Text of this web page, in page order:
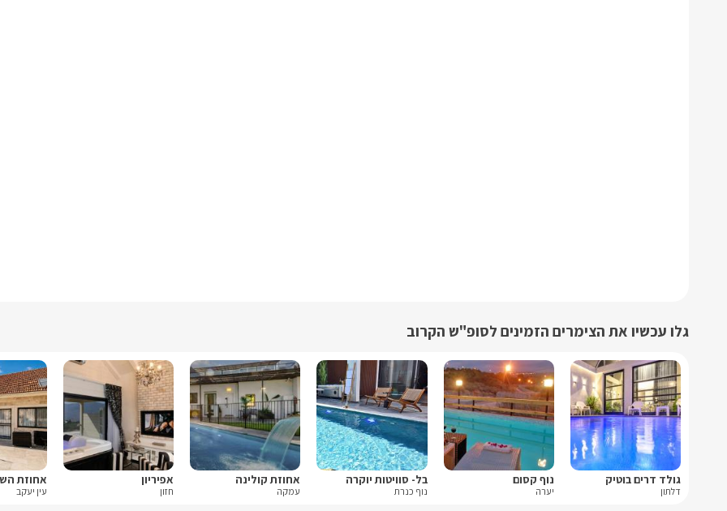
גלו עכשיו את הצימרים הזמינים לסופ"ש הקרוב
גולד דרים בוטיק
דלתון
נוף קסום
יערה
בל- סוויטות יוקרה
נוף כנרת
אחוזת קולינה
עמקה
אפיריון
חזון
אחוזת
עין יעקב